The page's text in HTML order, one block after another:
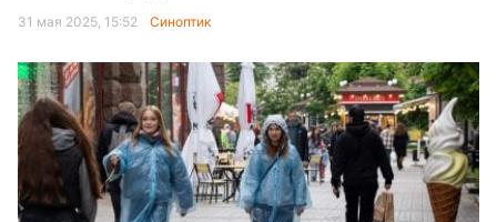
31 мая 2025, 15:52 Синоптик